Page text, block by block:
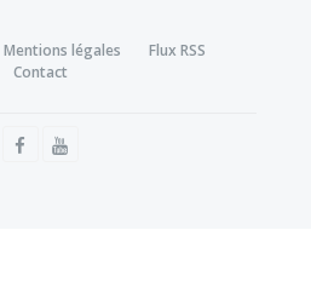
Mentions légales
Flux RSS
Contact